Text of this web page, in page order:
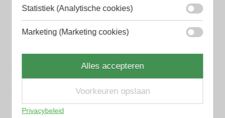
Azzaro Heren parfum
BALR. Heren parfum
Chanel Heren parfum
Creed heren parfum
Dior Heren parfum
Statistiek (Analytische cookies)
Marketing (Marketing cookies)
Alles accepteren
Voorkeuren opslaan
Privacybeleid